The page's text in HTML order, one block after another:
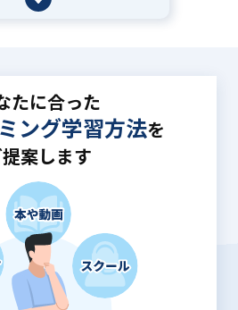
たに合った
ング学習方法を
提案します